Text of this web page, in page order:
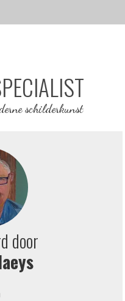
schilderkunst
door